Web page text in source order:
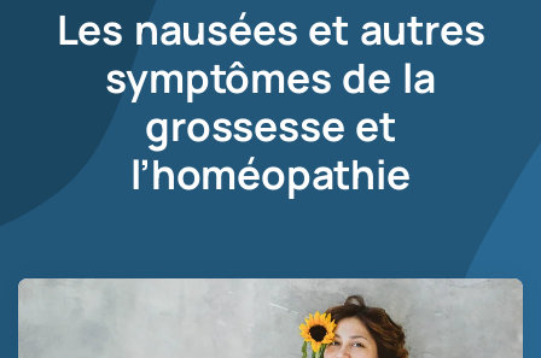
Les nausées et autres
symptômes de la
grossesse et
l’homéopathie